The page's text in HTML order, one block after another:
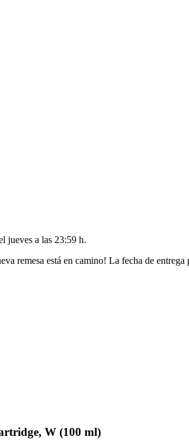
jueves a las 23:59 h.
remesa está en camino! La fecha de
W (100 ml)